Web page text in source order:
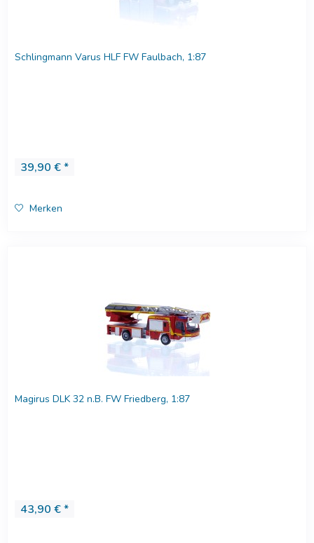
Schlingmann Varus HLF FW Faulbach, 1:87
39,90 € *
Merken
Magirus DLK 32 n.B. FW Friedberg, 1:87
43,90 € *